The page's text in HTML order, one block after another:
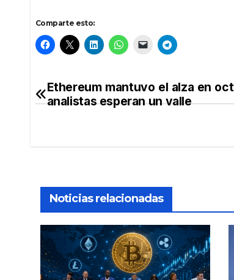
Comparte esto:
Navegación
Ethereum mantuvo el alza en
analistas esperan un valle
Noticias relacionadas